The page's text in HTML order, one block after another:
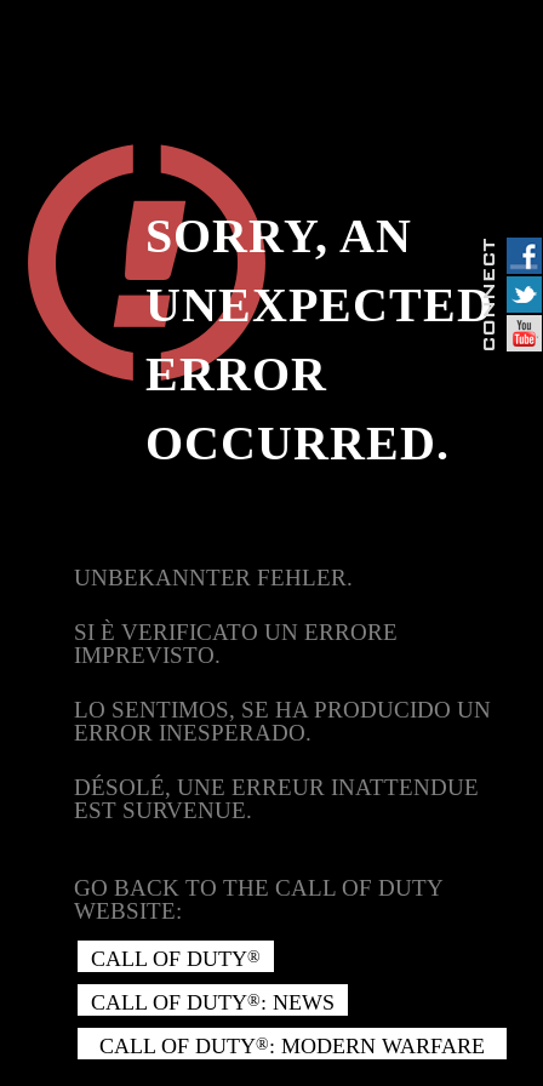
SORRY, AN
UNEXPECTED
ERROR
OCCURRED.
UNBEKANNTER FEHLER.
SI È VERIFICATO UN ERRORE
IMPREVISTO.
LO SENTIMOS, SE HA PRODUCIDO UN
ERROR INESPERADO.
DÉSOLÉ, UNE ERREUR INATTENDUE
EST SURVENUE.
GO BACK TO THE CALL OF DUTY
WEBSITE:
CALL OF DUTY®
CALL OF DUTY®: NEWS
CALL OF DUTY®: MODERN WARFARE